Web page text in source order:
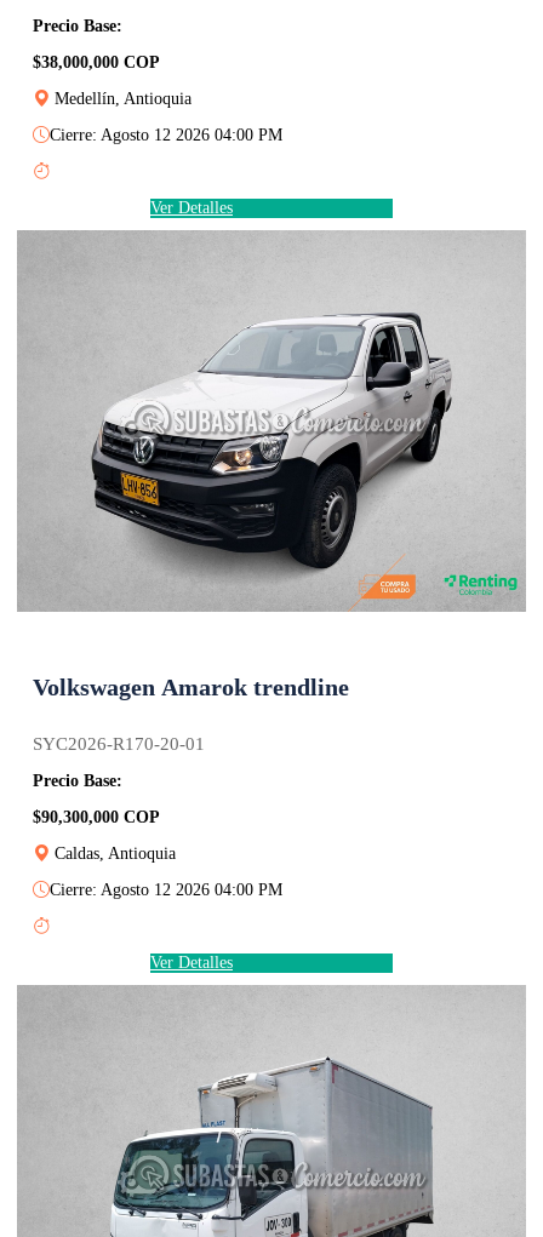
Precio Base:
$38,000,000 COP
Medellín, Antioquia
Cierre: Agosto 12 2026 04:00 PM
Ver Detalles
Volkswagen Amarok trendline
SYC2026-R170-20-01
Precio Base:
$90,300,000 COP
Caldas, Antioquia
Cierre: Agosto 12 2026 04:00 PM
Ver Detalles